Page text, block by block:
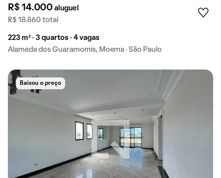
R$ 14.000aluguel
R$ 18.860 total
223 m² · 3 quartos · 4 vagas
Alameda dos Guaramomis, Moema · São Paulo
Baixou o preço